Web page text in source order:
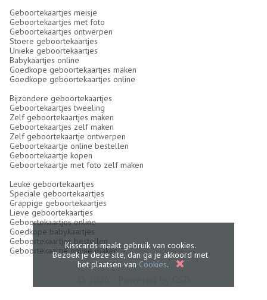
Geboortekaartjes meisje
Geboortekaartjes met foto
Geboortekaartjes ontwerpen
Stoere geboortekaartjes
Unieke geboortekaartjes
Babykaartjes online
Goedkope geboortekaartjes maken
Goedkope geboortekaartjes online
Bijzondere geboortekaartjes
Geboortekaartjes tweeling
Zelf geboortekaartjes maken
Geboortekaartjes zelf maken
Zelf geboortekaartje ontwerpen
Geboortekaartje online bestellen
Geboortekaartje kopen
Geboortekaartje met foto zelf maken
Leuke geboortekaartjes
Speciale geboortekaartjes
Grappige geboortekaartjes
Lieve geboortekaartjes
Geboortekaartjes online
Goedkope babykaartjes
Geboortekaartjes bestellen
Geboortekaartje online makenKisscards maakt gebruik van cookies.
Bezoek je deze site, dan ga je akkoord met
het plaatsen van Cookies.